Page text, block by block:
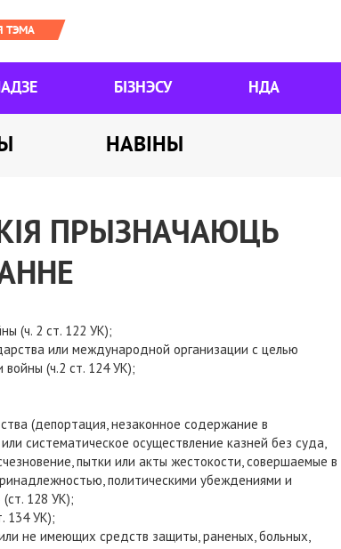
БІЗНЭСУ НДА
НАВІНЫ
ПРЫЗНАЧАЮЦЬ
(ч. 2 ст. 122 УК);
или международной организации с целью
(ч.2 ст. 124 УК);
(депортация, незаконное содержание в
систематическое осуществление казней без суда,
пытки или акты жестокости, совершаемые в
политическими убеждениями и
128 УК);
134 УК);
не имеющих средств защиты, раненых, больных,